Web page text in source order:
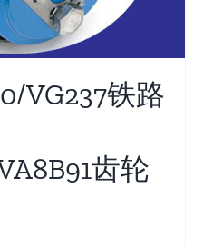
VG237铁路
齿轮